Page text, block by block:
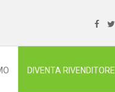
DIVENTA RIVENDITORE